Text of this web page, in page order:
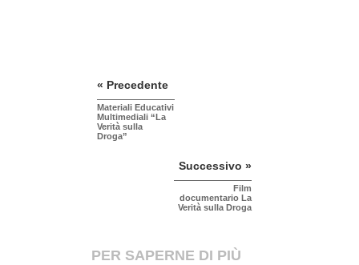
« Precedente
Materiali Educativi
Multimediali “La
Verità sulla
Droga”
Successivo »
Film
documentario La
Verità sulla Droga
PER SAPERNE DI PIÙ